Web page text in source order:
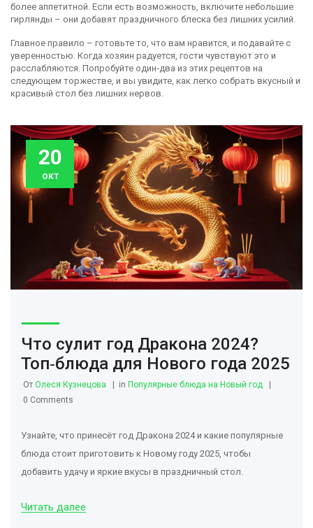
более аппетитной. Если есть возможность, включите небольшие
гирлянды – они добавят праздничного блеска без лишних усилий.
Главное правило – готовьте то, что вам нравится, и подавайте с
уверенностью. Когда хозяин радуется, гости чувствуют это и
расслабляются. Попробуйте один‑два из этих рецептов на
следующем торжестве, и вы увидите, как легко собрать вкусный и
красивый стол без лишних нервов.
20
окт
Что сулит год Дракона 2024?
Топ‑блюда для Нового года 2025
От Олеся Кузнецова in Популярные блюда на Новый год
0 Comments
Узнайте, что принесёт год Дракона 2024 и какие популярные
блюда стоит приготовить к Новому году 2025, чтобы
добавить удачу и яркие вкусы в праздничный стол.
Читать далее